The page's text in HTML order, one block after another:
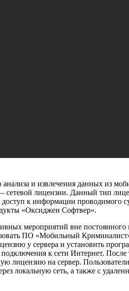
и извлечения данных из
сетевой лицензии. Данный тип
доступ к информации проводимого
«Оксиджен Софтвер».
мероприятий вне постоянного
ПО «Мобильный
у сервера и установить
к сети Интернет. После
лицензию на сервер.
локальную сеть, а также с